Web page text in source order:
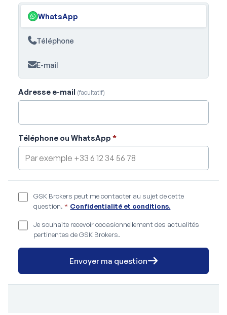
WhatsApp
Téléphone
E-mail
Adresse e-mail (facultatif)
Téléphone ou WhatsApp *
GSK Brokers peut me contacter au sujet de cette
question.* Confidentialité et conditions.
Je souhaite recevoir occasionnellement des actualités
pertinentes de GSK Brokers.
Envoyer ma question